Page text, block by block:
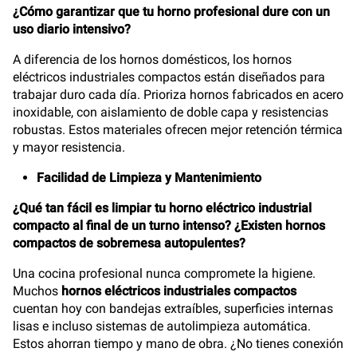
¿Cómo garantizar que tu horno profesional dure con un
uso diario intensivo?
A diferencia de los hornos domésticos, los hornos
eléctricos industriales compactos están diseñados para
trabajar duro cada día. Prioriza hornos fabricados en acero
inoxidable, con aislamiento de doble capa y resistencias
robustas. Estos materiales ofrecen mejor retención térmica
y mayor resistencia.
Facilidad de Limpieza y Mantenimiento
¿Qué tan fácil es limpiar tu horno eléctrico industrial
compacto al final de un turno intenso? ¿Existen hornos
compactos de sobremesa autopulentes?
Una cocina profesional nunca compromete la higiene.
Muchos hornos eléctricos industriales compactos
cuentan hoy con bandejas extraíbles, superficies internas
lisas e incluso sistemas de autolimpieza automática.
Estos ahorran tiempo y mano de obra. ¿No tienes conexión